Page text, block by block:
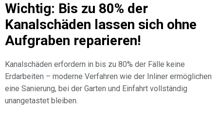
Wichtig: Bis zu 80% der
Kanalschäden lassen sich ohne
Aufgraben reparieren!
Kanalschäden erfordern in bis zu 80% der Fälle keine
Erdarbeiten – moderne Verfahren wie der Inliner ermöglichen
eine Sanierung, bei der Garten und Einfahrt vollständig
unangetastet bleiben.